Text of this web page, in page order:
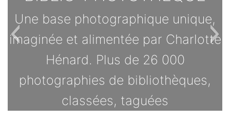
Une base photographique unique,
imaginée et alimentée par Charlotte
Hénard. Plus de 26 000
photographies de bibliothèques,
classées, taguées